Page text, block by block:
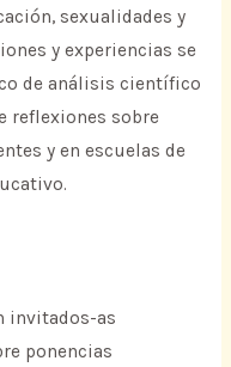
sexualidades y
y experiencias se
de análisis científico
reflexiones sobre
y en escuelas de
invitados-as
ponencias